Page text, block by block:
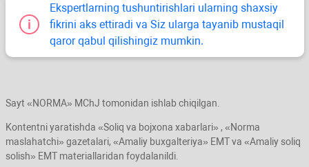
Ekspertlarning tushuntirishlari ularning shaхsiy
fikrini aks ettiradi va Siz ularga tayanib mustaqil
qaror qabul qilishingiz mumkin.
Sayt «NORMA» MChJ tomonidan ishlab chiqilgan.
Kontentni yaratishda «Soliq va bojхona хabarlari» , «Norma
maslahatchi» gazetalari, «Amaliy buхgalteriya» EMT va «Amaliy soliq
solish» EMT materiallaridan foydalanildi.